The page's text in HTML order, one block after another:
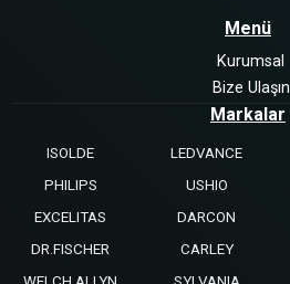
Menü
Kurumsal
Bize Ulaşın
Markalar
ISOLDE LEDVANCE
PHILIPS
USHIO
EXCELITAS
DARCON
DR.FISCHER
CARLEY